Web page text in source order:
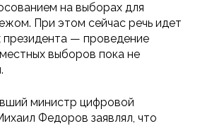
на выборах для
При этом сейчас речь идет
президента — проведение
выборов пока не
министр цифровой
Федоров заявлял, что